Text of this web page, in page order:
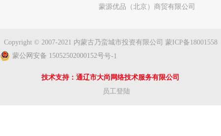
蒙源优品（北京）商贸有限公司
Copyright © 2007-2021 内蒙古乃蛮城市投资有限公司 蒙ICP备18001558
号-1
蒙公网安备 15052502000152号
技术支持：通辽市大尚网络技术服务有限公司
员工登陆